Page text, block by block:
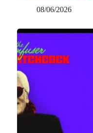
08/06/2026